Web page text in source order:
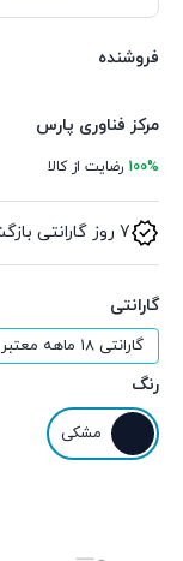
فروشنده
مرکز فناوری پارس
100% رضایت از کالا
7 روز گارانتی بازگشت وجه
گارانتی
گارانتی 18 ماهه معتبر
رنگ
مشکی